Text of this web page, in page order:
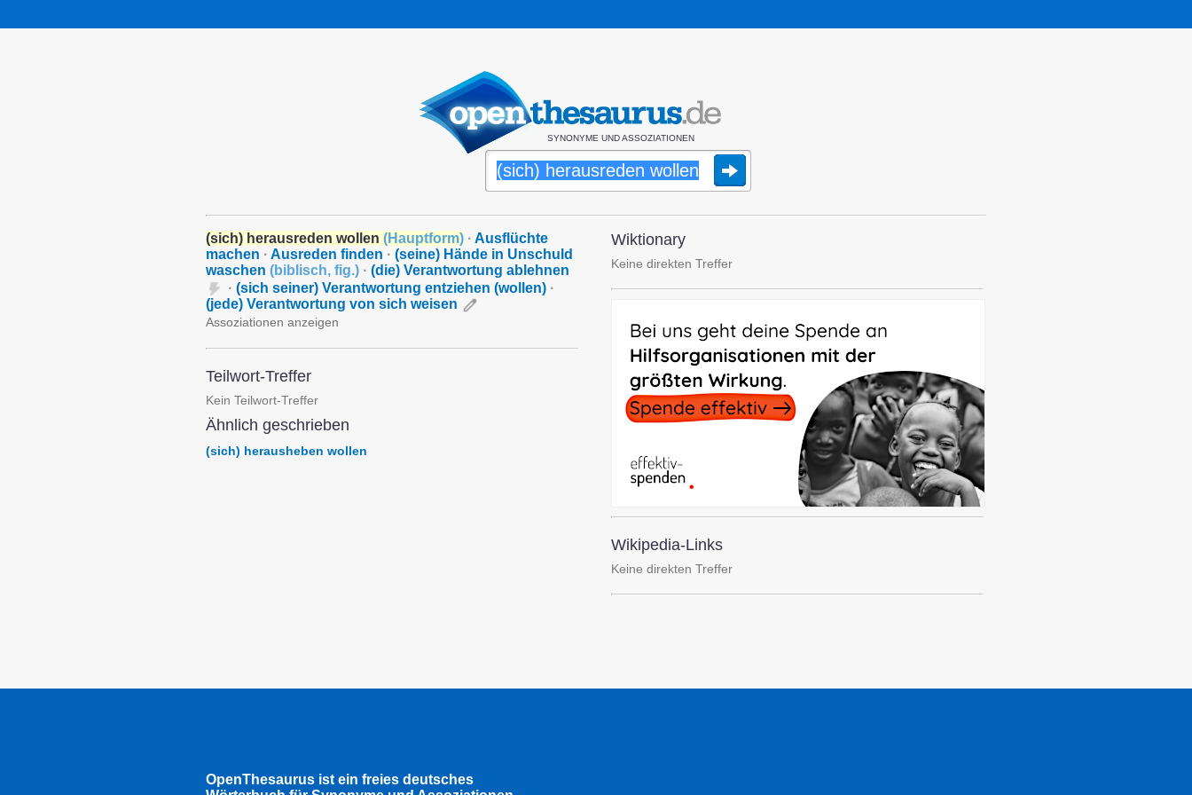
SYNONYME UND ASSOZIATIONEN
(sich) herausreden wollen (Hauptform) · Ausflüchte
machen · Ausreden finden · (seine) Hände in Unschuld
waschen (biblisch, fig.) · (die) Verantwortung ablehnen
· (sich seiner) Verantwortung entziehen (wollen) ·
(jede) Verantwortung von sich weisen
Assoziationen anzeigen
Teilwort-Treffer
Kein Teilwort-Treffer
Ähnlich geschrieben
(sich) herausheben wollen
Wiktionary
Keine direkten Treffer
Wikipedia-Links
Keine direkten Treffer
OpenThesaurus ist ein freies deutsches